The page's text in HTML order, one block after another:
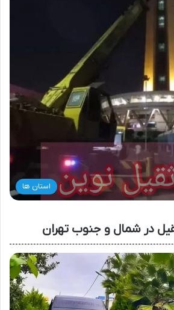
استان ها
در شمال و جنوب تهران